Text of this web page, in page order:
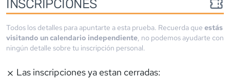
INSCRIPCIONES
Todos los detalles para apuntarte a esta prueba. Recuerda que estás
visitando un calendario independiente, no podemos ayudarte con
ningún detalle sobre tu inscripción personal.
Las inscripciones ya estan cerradas: